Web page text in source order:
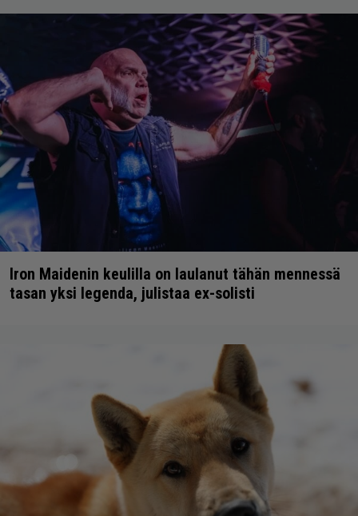
Iron Maidenin keulilla on laulanut tähän mennessä
tasan yksi legenda, julistaa ex-solisti